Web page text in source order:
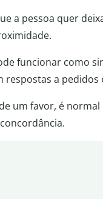
a pessoa quer
funcionar como
a pedidos
um favor, é